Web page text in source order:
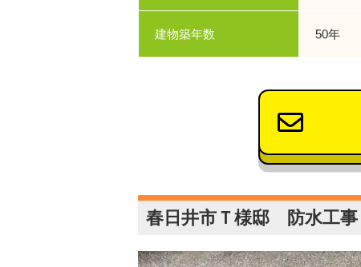
建物築年数 50年
春日井市Ｔ様邸 防水工事